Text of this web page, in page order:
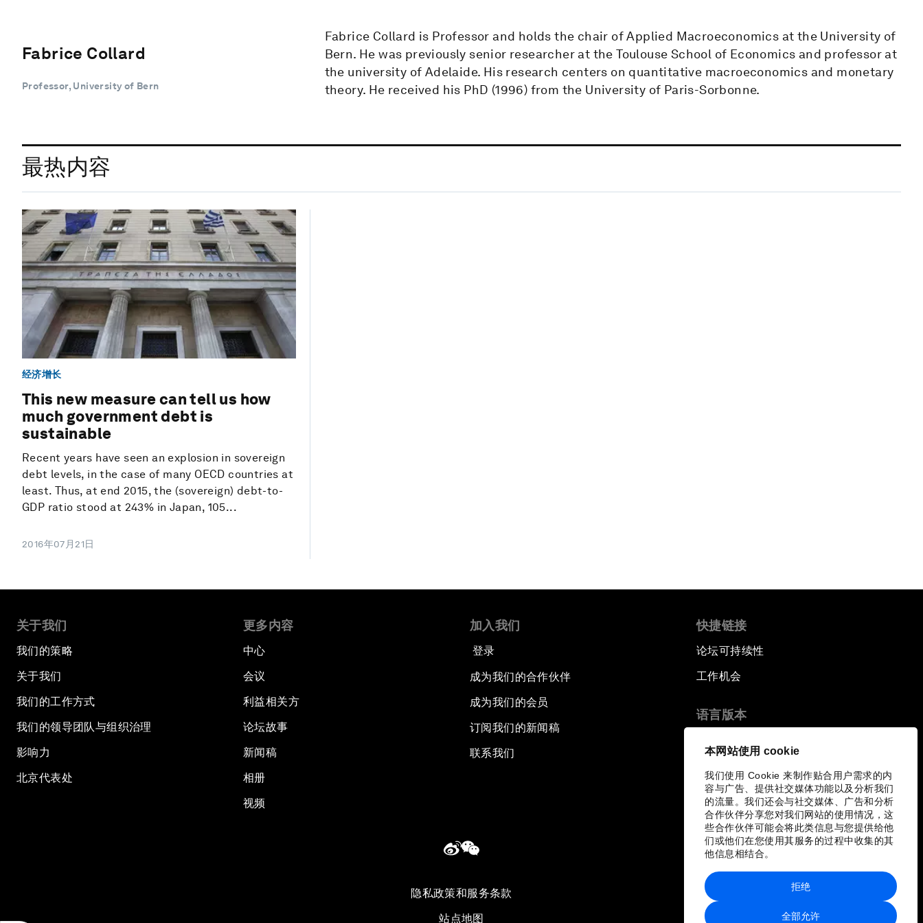
本网站使用 cookie
我们使用 Cookie 来制作贴合用户需求的内
容与广告、提供社交媒体功能以及分析我们
的流量。我们还会与社交媒体、广告和分析
合作伙伴分享您对我们网站的使用情况，这
些合作伙伴可能会将此类信息与您提供给他
们或他们在您使用其服务的过程中收集的其
他信息相结合。
全部允许
拒绝
Fabrice Collard
Professor, University of Bern
Fabrice Collard is Professor and holds the chair of Applied Macroeconomics at the University of
Bern. He was previously senior researcher at the Toulouse School of Economics and professor at
the university of Adelaide. His research centers on quantitative macroeconomics and monetary
theory. He received his PhD (1996) from the University of Paris-Sorbonne.
最热内容
经济增长
This new measure can tell us how
much government debt is
sustainable
Recent years have seen an explosion in sovereign
debt levels, in the case of many OECD countries at
least. Thus, at end 2015, the (sovereign) debt-to-
GDP ratio stood at 243% in Japan, 105...
2016年07月21日
关于我们
我们的策略
关于我们
我们的工作方式
我们的领导团队与组织治理
影响力
北京代表处
更多内容
中心
会议
利益相关方
论坛故事
新闻稿
相册
视频
加入我们
登录
成为我们的合作伙伴
成为我们的会员
订阅我们的新闻稿
联系我们
快捷链接
论坛可持续性
工作机会
语言版本
隐私政策和服务条款
站点地图